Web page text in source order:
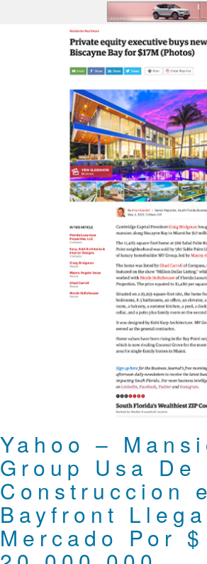
Yahoo –
Group Usa De
Construccion
Bayfront
Mercado Por $